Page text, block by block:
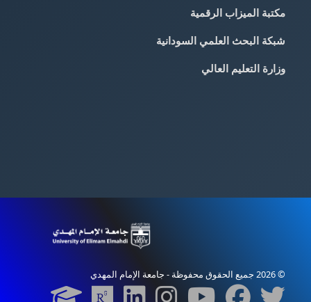
مكتبة الميزاب الرقمية
شبكة البحث العلمي السودانية
وزارة التعليم العالي